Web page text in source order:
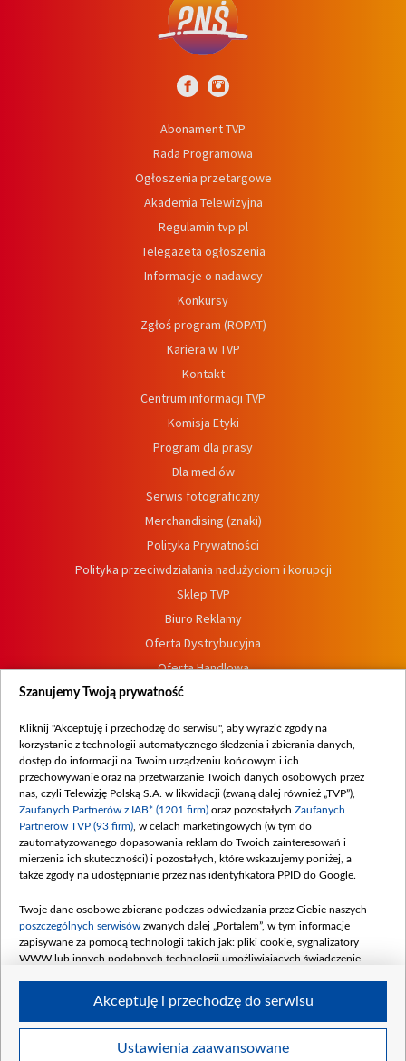
Abonament TVP
Rada Programowa
Ogłoszenia przetargowe
Akademia Telewizyjna
Regulamin tvp.pl
Telegazeta ogłoszenia
Informacje o nadawcy
Konkursy
Zgłoś program (ROPAT)
Kariera w TVP
Kontakt
Centrum informacji TVP
Komisja Etyki
Program dla prasy
Dla mediów
Serwis fotograficzny
Merchandising (znaki)
Polityka Prywatności
Polityka przeciwdziałania nadużyciom i korupcji
Sklep TVP
Biuro Reklamy
Oferta Dystrybucyjna
Oferta Handlowa
Dostępność
Procedura zgłoszeń wewnętrznych
Szanujemy Twoją prywatność
Kliknij "Akceptuję i przechodzę do serwisu", aby wyrazić zgody na
korzystanie z technologii automatycznego śledzenia i zbierania danych,
dostęp do informacji na Twoim urządzeniu końcowym i ich
przechowywanie oraz na przetwarzanie Twoich danych osobowych przez
nas, czyli Telewizję Polską S.A. w likwidacji (zwaną dalej również „TVP”),
Zaufanych Partnerów z IAB* (1201 firm) oraz pozostałych Zaufanych
Partnerów TVP (93 firm) , w celach marketingowych (w tym do
zautomatyzowanego dopasowania reklam do Twoich zainteresowań i
mierzenia ich skuteczności) i pozostałych, które wskazujemy poniżej, a
także zgody na udostępnianie przez nas identyfikatora PPID do Google.
Twoje dane osobowe zbierane podczas odwiedzania przez Ciebie naszych
poszczególnych serwisów zwanych dalej „Portalem”, w tym informacje
zapisywane za pomocą technologii takich jak: pliki cookie, sygnalizatory
WWW lub innych podobnych technologii umożliwiających świadczenie
Twoje dane osobowe zbierane podczas odwiedzania przez Ciebie
Ustawienia zaawansowane
Akceptuję i przechodzę do serwisu